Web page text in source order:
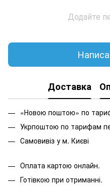
Додайте
Доставка
«Новою поштою» по
Укрпоштою по тарифам
Самовивіз у м. Києві
Оплата картою онлайн.
Готівкою при отриманні.